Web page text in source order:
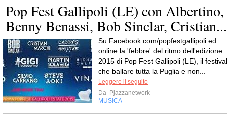
Pop Fest Gallipoli (LE) con Albertino,
Benny Benassi, Bob Sinclar, Cristian...
Su Facebook.com/popfestgallipoli ed
online la 'febbre' del ritmo dell'edizione
2015 di Pop Fest Gallipoli (LE), il festival
che ballare tutta la Puglia e non...
Leggere il seguito
Da Pjazzanetwork
MUSICA